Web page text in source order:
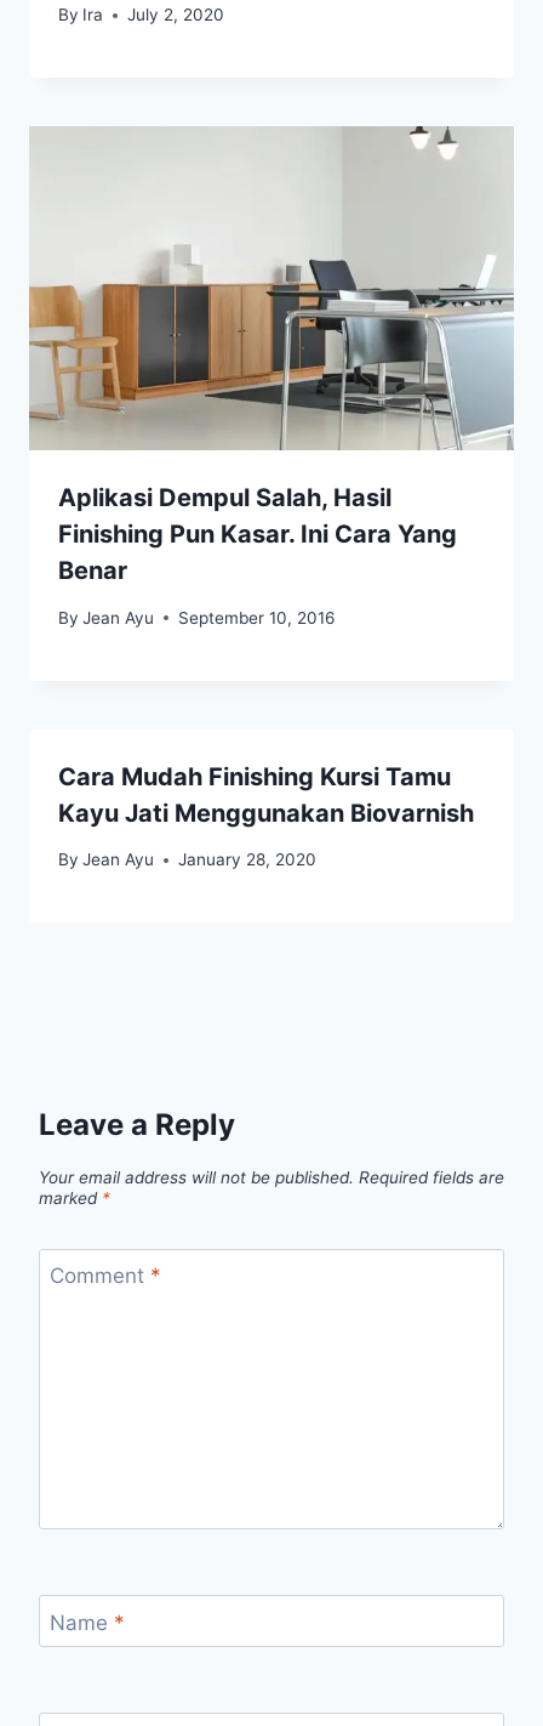
By Ira July 2, 2020
Aplikasi Dempul Salah, Hasil
Finishing Pun Kasar. Ini Cara Yang
Benar
By Jean Ayu September 10, 2016
Cara Mudah Finishing Kursi Tamu
Kayu Jati Menggunakan Biovarnish
By Jean Ayu January 28, 2020
Leave a Reply
Your email address will not be published. Required fields are
marked *
Comment *
Name *